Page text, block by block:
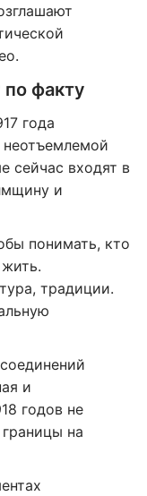
факту
года
неотъемлемой
сейчас входят в
и
понимать, кто
традиции.
и
годов не
на